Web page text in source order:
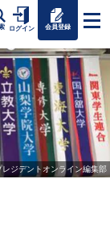
ログイン 会員登録
レジデントオンライン編集部